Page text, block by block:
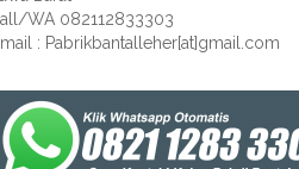
WA 082112833303
: Pabrikbantalleher[at]gmail.com